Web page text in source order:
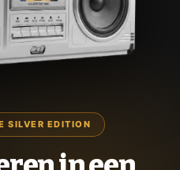
SILVER EDITION